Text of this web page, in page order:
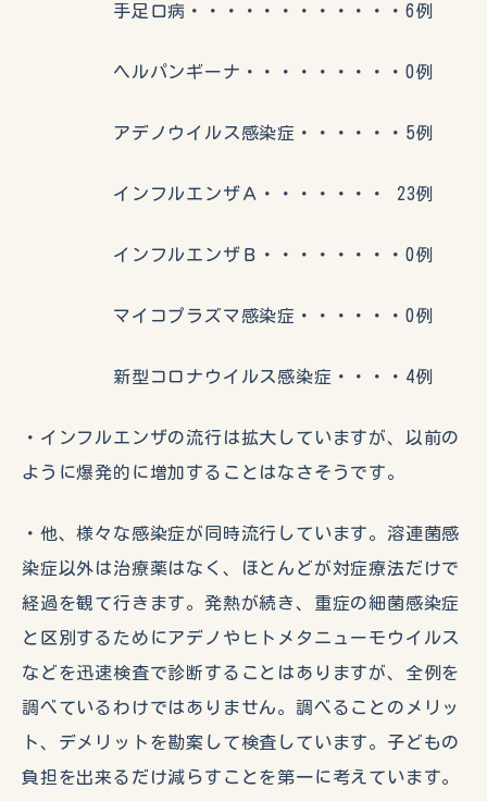
手足口病・・・・・・・・・・・・6例
ヘルパンギーナ・・・・・・・・・0例
アデノウイルス感染症・・・・・・5例
インフルエンザＡ・・・・・・・ 23例
インフルエンザＢ・・・・・・・・0例
マイコプラズマ感染症・・・・・・0例
新型コロナウイルス感染症・・・・4例
・インフルエンザの流行は拡大していますが、以前の
ように爆発的に増加することはなさそうです。
・他、様々な感染症が同時流行しています。溶連菌感
染症以外は治療薬はなく、ほとんどが対症療法だけで
経過を観て行きます。発熱が続き、重症の細菌感染症
と区別するためにアデノやヒトメタニューモウイルス
などを迅速検査で診断することはありますが、全例を
調べているわけではありません。調べることのメリッ
ト、デメリットを勘案して検査しています。子どもの
負担を出来るだけ減らすことを第一に考えています。